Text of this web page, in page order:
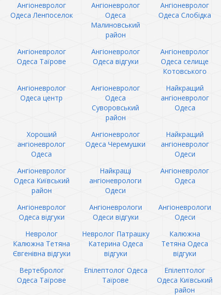
Ангіоневролог
Одеса Ленпоселок
Ангіоневролог
Одеса
Малиновський
район
Ангіоневролог
Одеса Слобідка
Ангіоневролог
Одеса Таїрове
Ангіоневролог
Одеса відгуки
Ангіоневролог
Одеса селище
Котовського
Ангіоневролог
Одеса центр
Ангіоневролог
Одеса
Суворовський
район
Найкращий
ангіоневролог
Одеса
Хороший
ангіоневролог
Одеса
Ангіоневролог
Одеса Черемушки
Найкращий
ангіоневролог
Одеси
Ангіоневролог
Одеса Київський
район
Найкращі
ангіоневрологи
Одеси
Ангіоневролог
Одеса
Ангіоневролог
Одеса відгуки
Ангіоневрологи
Одеси відгуки
Ангіоневрологи
Одеси
Невролог
Калюжна Тетяна
Євгенівна відгуки
Невролог Патрашку
Катерина Одеса
відгуки
Калюжна
Тетяна Одеса
відгуки
Вертебролог
Одеса Таїрове
Епілептолог Одеса
Таїрове
Епілептолог
Одеса Київський
район